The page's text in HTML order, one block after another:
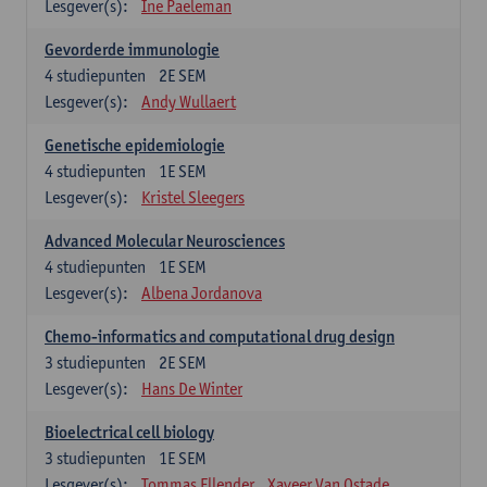
Lesgever(s):
Ine Paeleman
Gevorderde immunologie
2E SEM
4studiepunten
Lesgever(s):
Andy Wullaert
Genetische epidemiologie
1E SEM
4studiepunten
Lesgever(s):
Kristel Sleegers
Advanced Molecular Neurosciences
1E SEM
4studiepunten
Lesgever(s):
Albena Jordanova
Chemo-informatics and computational drug design
2E SEM
3 studiepunten
Lesgever(s):
Hans De Winter
Bioelectrical cell biology
1E SEM
3 studiepunten